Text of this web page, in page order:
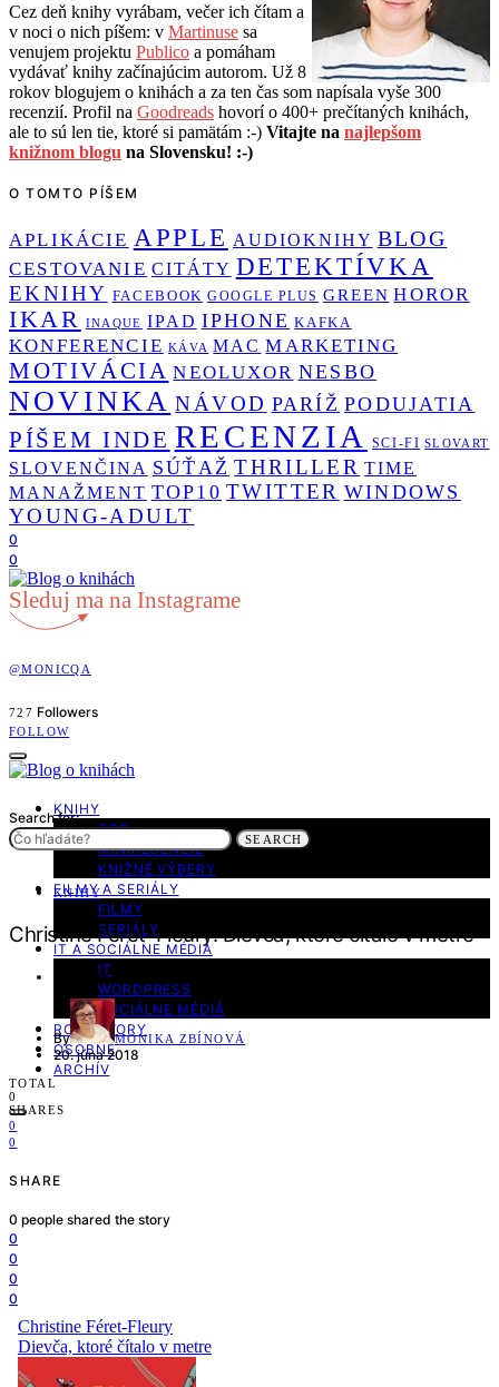
Cez deň knihy vyrábam, večer ich čítam a
v noci o nich píšem: v Martinuse sa
venujem projektu Publico a pomáham
vydávať knihy začínajúcim autorom. Už 8
rokov blogujem o knihách a za ten čas som napísala vyše 300
recenzií. Profil na Goodreads hovorí o 400+ prečítaných knihách,
ale to sú len tie, ktoré si pamätám :-) Vitajte na najlepšom
knižnom blogu na Slovensku! :-)
O TOMTO PÍŠEM
APLIKÁCIE APPLE AUDIOKNIHY BLOG
CESTOVANIE CITÁTY DETEKTÍVKA
EKNIHY FACEBOOK GOOGLE PLUS GREEN HOROR
IKAR INAQUE IPAD IPHONE KAFKA
KONFERENCIE KÁVA MAC MARKETING
MOTIVÁCIA NEOLUXOR NESBO
NOVINKA NÁVOD PARÍŽ PODUJATIA
PÍŠEM INDE RECENZIA SCI-FI SLOVART
SLOVENČINA SÚŤAŽ THRILLER TIME
MANAŽMENT TOP10 TWITTER WINDOWS
YOUNG-ADULT
0
0
Sleduj ma na Instagrame
@MONICQA
727 Followers
FOLLOW
KNIHY
TOP
MINIRECENZIE
KNIŽNÉ VÝBERY
FILMY A SERIÁLY
FILMY
SERIÁLY
IT A SOCIÁLNE MÉDIÁ
IT
WORDPRESS
SOCIÁLNE MÉDIÁ
ROZHOVORY
OSOBNÉ
ARCHÍV
Search for:
SEARCH
KNIHY
Christine Féret-Fleury: Dievča, ktoré čítalo v metre
3 minute read
By MONIKA ZBÍNOVÁ
20. júna 2018
TOTAL
0
SHARES
0
0
SHARE
0 people shared the story
0
0
0
0